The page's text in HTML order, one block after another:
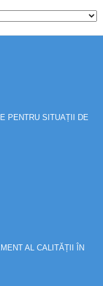
PENTRU SITUAȚII DE
AL CALITĂȚII ÎN